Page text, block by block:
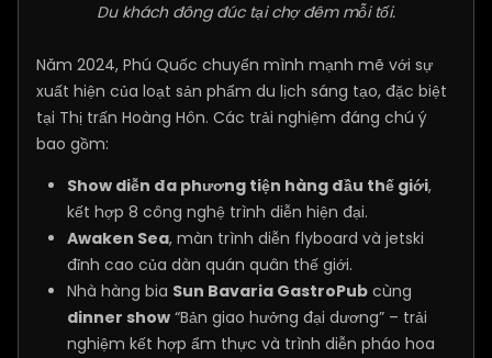
Du khách đông đúc tại chợ đêm mỗi tối.
Năm 2024, Phú Quốc chuyển mình mạnh mẽ với sự
xuất hiện của loạt sản phẩm du lịch sáng tạo, đặc biệt
tại Thị trấn Hoàng Hôn. Các trải nghiệm đáng chú ý
bao gồm:
Show diễn đa phương tiện hàng đầu thế giới,
kết hợp 8 công nghệ trình diễn hiện đại.
Awaken Sea, màn trình diễn flyboard và jetski
đỉnh cao của dàn quán quân thế giới.
Nhà hàng bia Sun Bavaria GastroPub cùng
dinner show “Bản giao hưởng đại dương” – trải
nghiệm kết hợp ẩm thực và trình diễn pháo hoa